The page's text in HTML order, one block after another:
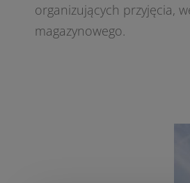
organizujących przyjęcia,
magazynowego.